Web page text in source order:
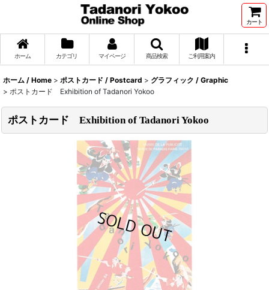
カート
ホーム カテゴリ マイページ 商品検索 ご利用案内
ホーム / Home > ポストカード / Postcard > グラフィック / Graphic
> ポストカード Exhibition of Tadanori Yokoo
ポストカード Exhibition of Tadanori Yokoo